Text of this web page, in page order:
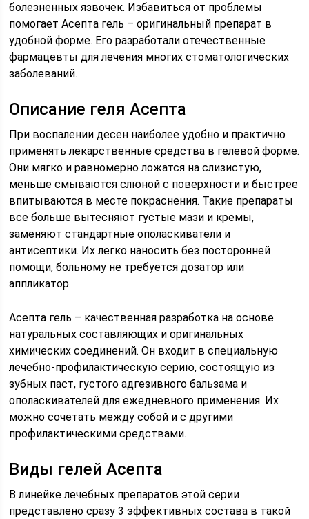
болезненных язвочек. Избавиться от проблемы
помогает Асепта гель – оригинальный препарат в
удобной форме. Его разработали отечественные
фармацевты для лечения многих стоматологических
заболеваний.
Описание геля Асепта
При воспалении десен наиболее удобно и практично
применять лекарственные средства в гелевой форме.
Они мягко и равномерно ложатся на слизистую,
меньше смываются слюной с поверхности и быстрее
впитываются в месте покраснения. Такие препараты
все больше вытесняют густые мази и кремы,
заменяют стандартные ополаскиватели и
антисептики. Их легко наносить без посторонней
помощи, больному не требуется дозатор или
аппликатор.
Асепта гель – качественная разработка на основе
натуральных составляющих и оригинальных
химических соединений. Он входит в специальную
лечебно-профилактическую серию, состоящую из
зубных паст, густого адгезивного бальзама и
ополаскивателей для ежедневного применения. Их
можно сочетать между собой и с другими
профилактическими средствами.
Виды гелей Асепта
В линейке лечебных препаратов этой серии
представлено сразу 3 эффективных состава в такой